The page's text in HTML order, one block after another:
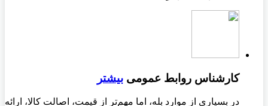
کارشناس روابط عمومی بیشتر
در بسیاری از موارد بله، اما مهم‌تر از قیمت، اصالت کالا، ارائه